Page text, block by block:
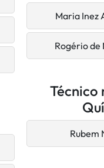
Maria Inez
Rogério de
Técnico
Rubem